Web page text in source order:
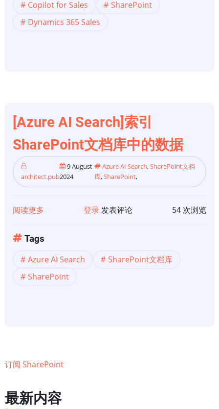
microsoft
365】
SharePoint
中
的
文
推
Copilot for Sales
SharePoint
Dynamics 365 Sales
[Azure AI Search]索引
SharePoint文档库中的数据
architect.pub
9 August
2024
Azure AI Search,SharePoint文档
库,SharePoint,
阅读更多
Search]
索
的
据
登录发表评论 54 次浏览
Tags
Azure AI Search
SharePoint文档库
SharePoint
订阅 SharePoint
最新内容